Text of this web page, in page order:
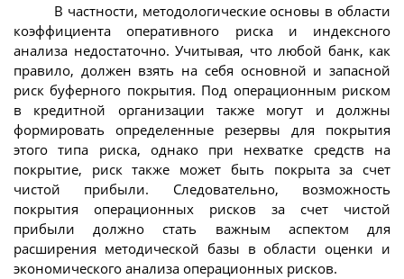
В частности, методологические основы в области
коэффициента оперативного риска и индексного
анализа недостаточно. Учитывая, что любой банк, как
правило, должен взять на себя основной и запасной
риск буферного покрытия. Под операционным риском
в кредитной организации также могут и должны
формировать определенные резервы для покрытия
этого типа риска, однако при нехватке средств на
покрытие, риск также может быть покрыта за счет
чистой прибыли. Следовательно, возможность
покрытия операционных рисков за счет чистой
прибыли должно стать важным аспектом для
расширения методической базы в области оценки и
экономического анализа операционных рисков.